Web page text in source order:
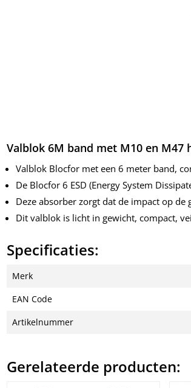
Valblok 6M band met M10 en M47
Valblok Blocfor met een 6 meter band,
De Blocfor 6 ESD (Energy System
Deze absorber zorgt dat de impact op
Dit valblok is licht in gewicht, compact,
Specificaties:
Merk
EAN Code
Artikelnummer
Gerelateerde producten: